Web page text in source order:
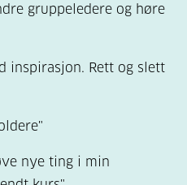
gruppeledere og høre
inspirasjon. Rett og slett
nye ting i min